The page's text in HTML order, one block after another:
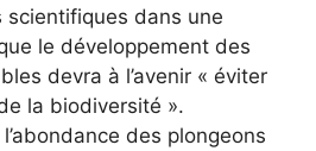
dans une
le développement des
devra à l’avenir « éviter
la biodiversité ».
des plongeons